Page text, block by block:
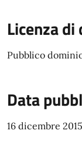
Licenza
Pubblico
Data
16 dicembre 2015